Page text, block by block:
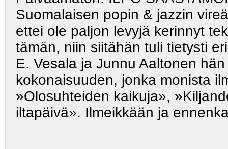
Suomalaisen popin & jazzin
ettei ole paljon levyjä kerinnyt
tämän, niin siitähän tuli tietysti
E. Vesala ja Junnu Aaltonen
kokonaisuuden, jonka monista
»Olosuhteiden kaikuja»,
iltapäivä». Ilmeikkään ja